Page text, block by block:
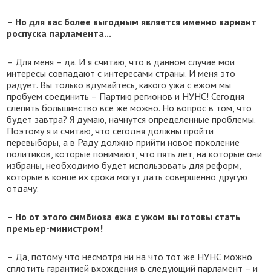
– Но для вас более выгодным является именно вариант
роспуска парламента...
– Для меня – да. И я считаю, что в данном случае мои
интересы совпадают с интересами страны. И меня это
радует. Вы только вдумайтесь, какого ужа с ежом мы
пробуем соединить – Партию регионов и НУНС! Сегодня
слепить большинство все же можно. Но вопрос в том, что
будет завтра? Я думаю, начнутся определенные проблемы.
Поэтому я и считаю, что сегодня должны пройти
перевыборы, а в Раду должно прийти новое поколение
политиков, которые понимают, что пять лет, на которые они
избраны, необходимо будет использовать для реформ,
которые в конце их срока могут дать совершенно другую
отдачу.
– Но от этого симбиоза ежа с ужом вы готовы стать
премьер-министром!
– Да, потому что несмотря ни на что тот же НУНС можно
сплотить гарантией вхождения в следующий парламент – и